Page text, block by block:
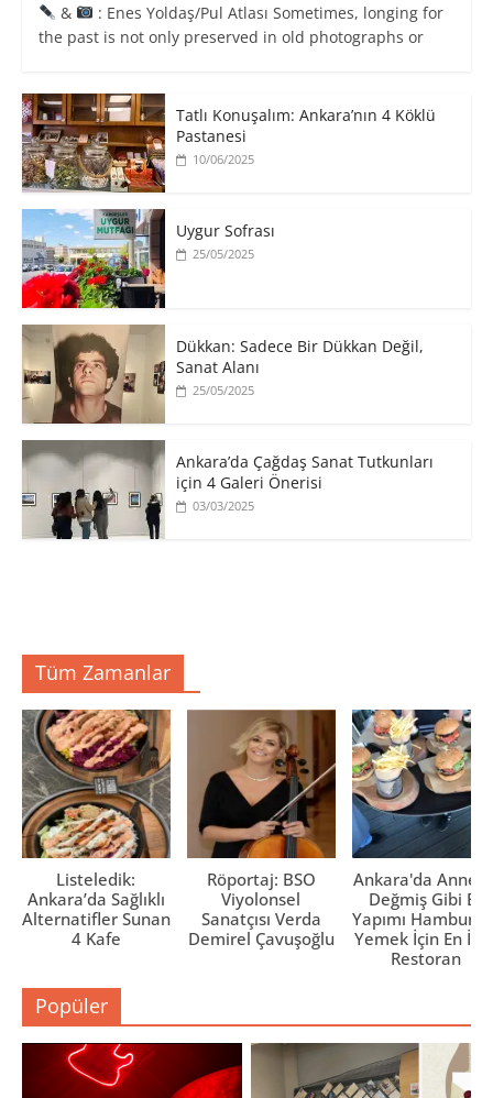
&
: Enes Yoldaş/Pul Atlası Sometimes, longing for
the past is not only preserved in old photographs or
Tatlı Konuşalım: Ankara’nın 4 Köklü
Pastanesi
10/06/2025
Uygur Sofrası
25/05/2025
​Dükkan: Sadece Bir Dükkan Değil,
Sanat Alanı
25/05/2025
Ankara’da Çağdaş Sanat Tutkunları
için 4 Galeri Önerisi
03/03/2025
Tüm Zamanlar
Listeledik:
Ankara’da Sağlıklı
Alternatifler Sunan
4 Kafe
Röportaj: BSO
Viyolonsel
Sanatçısı Verda
Demirel Çavuşoğlu
Ankara'da Anne
Değmiş Gibi Ev
Yapımı
Yemek İçin En İyi
Restoran
Popüler